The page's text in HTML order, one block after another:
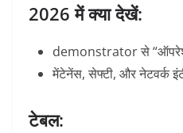
2026 में क्या देखें:
demonstrator से
मेंटेनेंस, सेफ्टी, और नेटवर्क
टेबल: